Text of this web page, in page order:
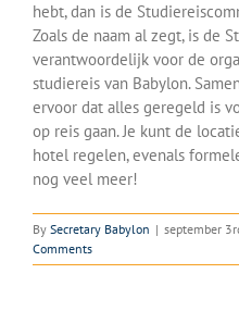
hebt, dan is de
Zoals de naam al zegt, is de
verantwoordelijk voor de
studiereis van Babylon.
ervoor dat alles geregeld is
op reis gaan. Je kunt de
hotel regelen, evenals
nog veel meer!
By Secretary Babylon | september
Comments